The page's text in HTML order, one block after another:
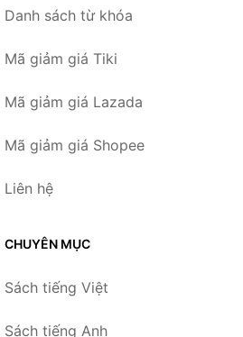
Danh sách từ khóa
Mã giảm giá Tiki
Mã giảm giá Lazada
Mã giảm giá Shopee
Liên hệ
CHUYÊN MỤC
Sách tiếng Việt
Sách tiếng Anh